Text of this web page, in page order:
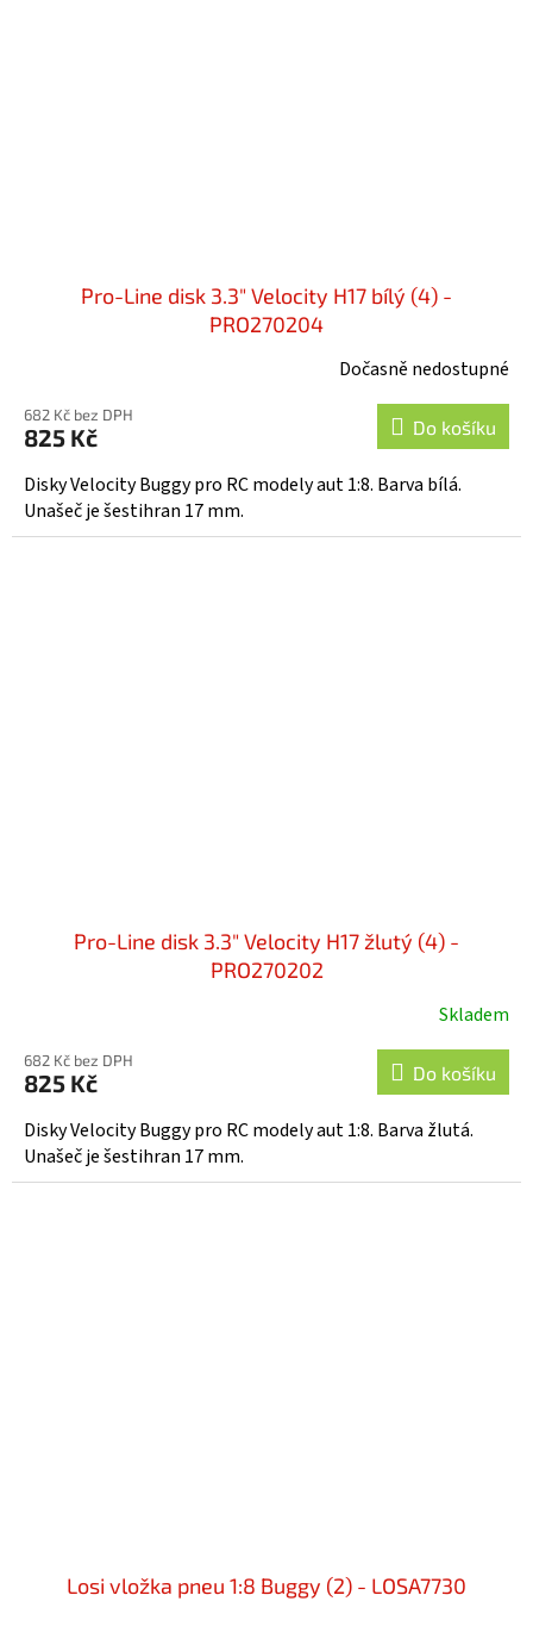
Pro-Line disk 3.3" Velocity H17 bílý (4) -
PRO270204
Dočasně nedostupné
682 Kč bez DPH
825 Kč Do košíku
Disky Velocity Buggy pro RC modely aut 1:8. Barva bílá.
Unašeč je šestihran 17 mm.
Pro-Line disk 3.3" Velocity H17 žlutý (4) -
PRO270202
Skladem
682 Kč bez DPH
825 Kč Do košíku
Disky Velocity Buggy pro RC modely aut 1:8. Barva žlutá.
Unašeč je šestihran 17 mm.
Losi vložka pneu 1:8 Buggy (2) - LOSA7730